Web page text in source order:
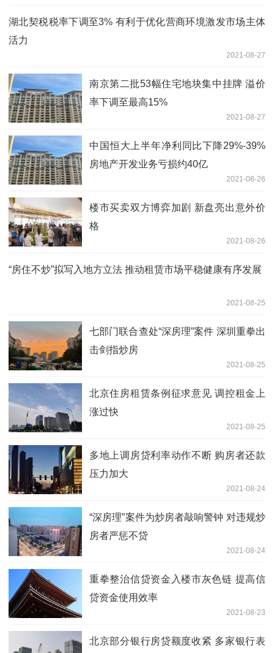
湖北契税税率下调至3% 有利于优化营商环境激发市场主体
活力
2021-08-27
南京第二批53幅住宅地块集中挂牌 溢价
率下调至最高15%
2021-08-27
中国恒大上半年净利同比下降29%-39%
房地产开发业务亏损约40亿
2021-08-26
楼市买卖双方博弈加剧 新盘亮出意外价
格
2021-08-26
“房住不炒”拟写入地方立法 推动租赁市场平稳健康有序发展
2021-08-25
七部门联合查处“深房理”案件 深圳重拳出
击剑指炒房
2021-08-25
北京住房租赁条例征求意见 调控租金上
涨过快
2021-08-25
多地上调房贷利率动作不断 购房者还款
压力加大
2021-08-24
“深房理”案件为炒房者敲响警钟 对违规炒
房者严惩不贷
2021-08-24
重拳整治信贷资金入楼市灰色链 提高信
贷资金使用效率
2021-08-23
北京部分银行房贷额度收紧 多家银行表